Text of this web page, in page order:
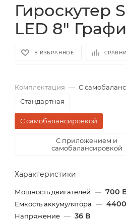
Гироскутер
LED 8"
В ИЗБРАННОЕ
Комплектация — С
Стандартная
С самобалансировкой
С приложением и
самобалансировкой
Характеристики
Мощность двигателей — 700
Емкость аккумулятора —
Напряжение — 36 В